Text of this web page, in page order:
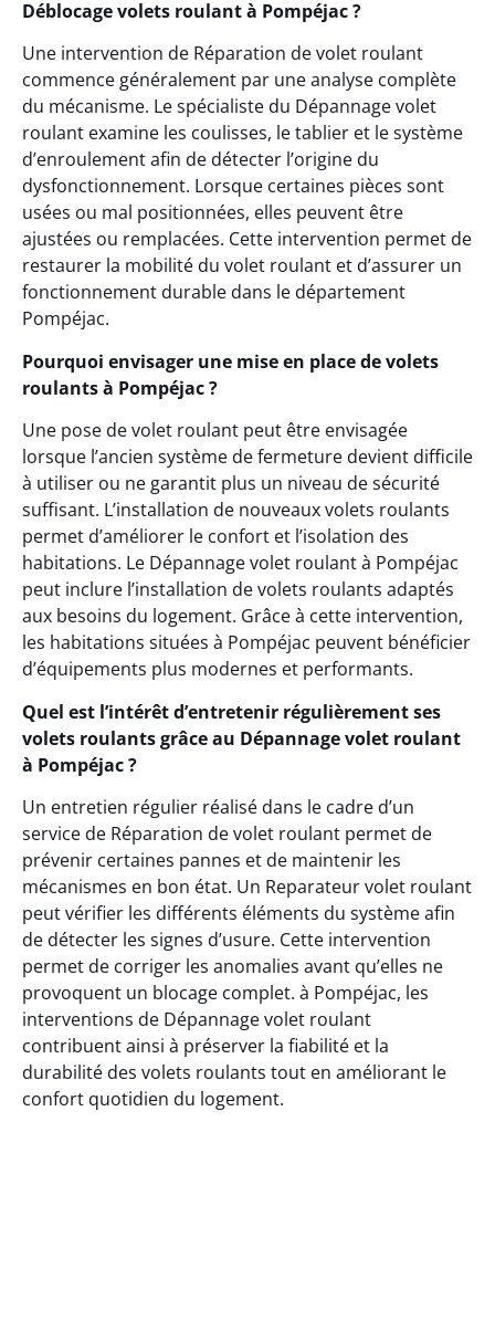
Déblocage volets roulant à Pompéjac ?
Une intervention de Réparation de volet roulant
commence généralement par une analyse complète
du mécanisme. Le spécialiste du Dépannage volet
roulant examine les coulisses, le tablier et le système
d’enroulement afin de détecter l’origine du
dysfonctionnement. Lorsque certaines pièces sont
usées ou mal positionnées, elles peuvent être
ajustées ou remplacées. Cette intervention permet de
restaurer la mobilité du volet roulant et d’assurer un
fonctionnement durable dans le département
Pompéjac.
Pourquoi envisager une mise en place de volets
roulants à Pompéjac ?
Une pose de volet roulant peut être envisagée
lorsque l’ancien système de fermeture devient difficile
à utiliser ou ne garantit plus un niveau de sécurité
suffisant. L’installation de nouveaux volets roulants
permet d’améliorer le confort et l’isolation des
habitations. Le Dépannage volet roulant à Pompéjac
peut inclure l’installation de volets roulants adaptés
aux besoins du logement. Grâce à cette intervention,
les habitations situées à Pompéjac peuvent bénéficier
d’équipements plus modernes et performants.
Quel est l’intérêt d’entretenir régulièrement ses
volets roulants grâce au Dépannage volet roulant
à Pompéjac ?
Un entretien régulier réalisé dans le cadre d’un
service de Réparation de volet roulant permet de
prévenir certaines pannes et de maintenir les
mécanismes en bon état. Un Reparateur volet roulant
peut vérifier les différents éléments du système afin
de détecter les signes d’usure. Cette intervention
permet de corriger les anomalies avant qu’elles ne
provoquent un blocage complet. à Pompéjac, les
interventions de Dépannage volet roulant
contribuent ainsi à préserver la fiabilité et la
durabilité des volets roulants tout en améliorant le
confort quotidien du logement.